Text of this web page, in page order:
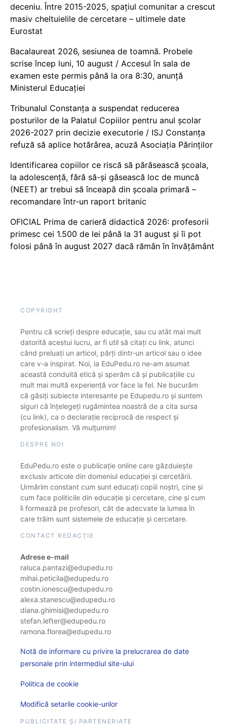
deceniu. Între 2015-2025, spațiul comunitar a crescut
masiv cheltuielile de cercetare – ultimele date
Eurostat
Bacalaureat 2026, sesiunea de toamnă. Probele
scrise încep luni, 10 august / Accesul în sala de
examen este permis până la ora 8:30, anunță
Ministerul Educației
Tribunalul Constanța a suspendat reducerea
posturilor de la Palatul Copiilor pentru anul școlar
2026-2027 prin decizie executorie / ISJ Constanța
refuză să aplice hotărârea, acuză Asociația Părinților
Identificarea copiilor ce riscă să părăsească școala,
la adolescență, fără să-și găsească loc de muncă
(NEET) ar trebui să înceapă din școala primară –
recomandare într-un raport britanic
OFICIAL Prima de carieră didactică 2026: profesorii
primesc cei 1.500 de lei până la 31 august și îi pot
folosi până în august 2027 dacă rămân în învățământ
COPYRIGHT
Pentru că scrieți despre educație, sau cu atât mai mult
datorită acestui lucru, ar fi util să citați cu link, atunci
când preluați un articol, părți dintr-un articol sau o idee
care v-a inspirat. Noi, la EduPedu.ro ne-am asumat
această conduită etică și sperăm că și publicațiile cu
mult mai multă experiență vor face la fel. Ne bucurăm
că găsiți subiecte interesante pe Edupedu.ro și suntem
siguri că înțelegeți rugămintea noastră de a cita sursa
(cu link), ca o declarație reciprocă de respect și
profesionalism. Vă mulțumim!
DESPRE NOI
EduPedu.ro este o publicație online care găzduiește
exclusiv articole din domeniul educației și cercetării.
Urmărim constant cum sunt educați copiii noștri, cine și
cum face politicile din educație și cercetare, cine și cum
îi formează pe profesori, cât de adecvate la lumea în
care trăim sunt sistemele de educație și cercetare.
CONTACT REDACȚIE
Adrese e-mail
raluca.pantazi@edupedu.ro
mihai.peticila@edupedu.ro
costin.ionescu@edupedu.ro
alexa.stanescu@edupedu.ro
diana.ghimisi@edupedu.ro
stefan.lefter@edupedu.ro
ramona.florea@edupedu.ro
Notă de informare cu privire la prelucrarea de date
personale prin intermediul site-ului
Politica de cookie
Modifică setarile cookie-urilor
PUBLICITATE ȘI PARTENERIATE